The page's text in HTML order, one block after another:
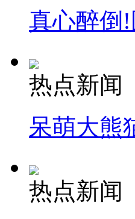
真心醉倒
热点新闻
呆萌大熊
热点新闻